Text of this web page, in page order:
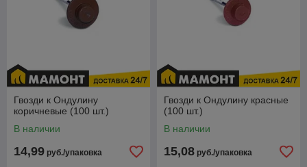
Гвозди к Ондулину
коричневые (100 шт.)
В наличии
14,99 руб./упаковка
Гвозди к Ондулину красные
(100 шт.)
В наличии
15,08 руб./упаковка